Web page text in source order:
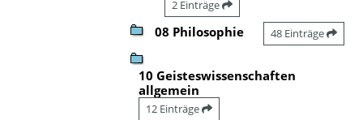
2 Einträge
08 Philosophie 48 Einträge
10 Geisteswissenschaften
allgemein
12 Einträge